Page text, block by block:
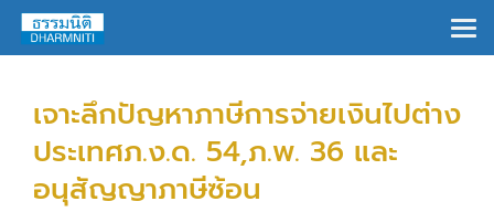
เจาะลึกปัญหาภาษีการจ่ายเงินไปต่าง
ประเทศภ.ง.ด. 54,ภ.พ. 36 และ
อนุสัญญาภาษีซ้อน
×